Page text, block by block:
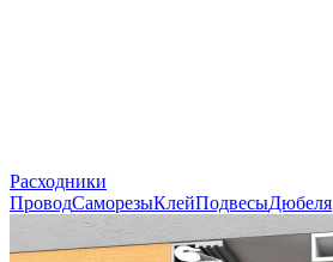
Расходники
ПроводСаморезыКлейПодвесыДюбеля